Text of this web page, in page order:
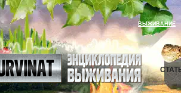
ВЫЖИВАНИЕ